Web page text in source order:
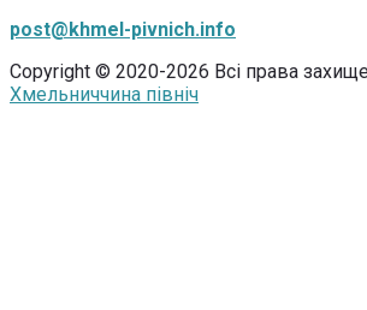
post@khmel-pivnich.info
Copyright © 2020-2026 Всі права
Хмельниччина північ